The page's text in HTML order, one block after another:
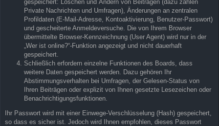
gespeichert: Löschen und Ändern von Beiträgen (dazu zählen
Private Nachrichten und Umfragen), Änderungen an zentralen
Profildaten (E-Mail-Adresse, Kontoaktivierung, Benutzer-Passwort)
und gescheiterte Anmeldeversuche. Die von Ihrem Browser
übermittelte Browser-Kennzeichnung (User Agent) wird nur in der
„Wer ist online?“-Funktion angezeigt und nicht dauerhaft
gespeichert.
Schließlich erfordern einzelne Funktionen des Boards, dass
weitere Daten gespeichert werden. Dazu gehören Ihr
Abstimmungsverhalten bei Umfragen, der Gelesen-Status von
Ihren Beiträgen oder explizit von Ihnen gesetzte Lesezeichen oder
Benachrichtigungsfunktionen.
Ihr Passwort wird mit einer Einwege-Verschlüsselung (Hash) gespeichert,
so dass es sicher ist. Jedoch wird Ihnen empfohlen, dieses Passwort